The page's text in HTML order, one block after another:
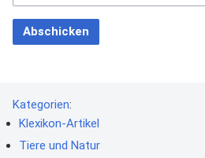
Abschicken
Kategorien:
Klexikon-Artikel
Tiere und Natur